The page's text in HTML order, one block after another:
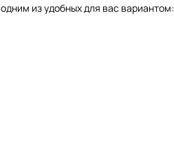
из удобных для вас вариантом: